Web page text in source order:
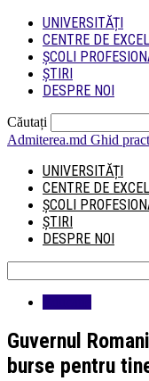
UNIVERSITĂȚI
CENTRE DE
ȘCOLI
ȘTIRI
DESPRE NOI
Căutați
Admiterea.md Ghid
UNIVERSITĂȚI
CENTRE DE
ȘCOLI
ȘTIRI
DESPRE NOI
Guvernul
burse pentru